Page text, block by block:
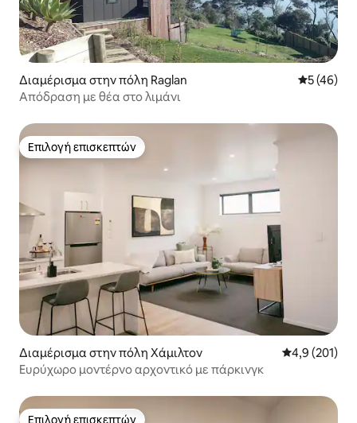
Διαμέρισμα στην πόλη Raglan Μέση
5 (46)
Απόδραση με θέα στο λιμάνι
Επιλογή επισκεπτών
Επιλογή επισκεπτών
Διαμέρισμα στην πόλη Χάμιλτον Μέση
4,9 (201)
Ευρύχωρο μοντέρνο αρχοντικό με πάρκινγκ
Επιλογή επισκεπτών